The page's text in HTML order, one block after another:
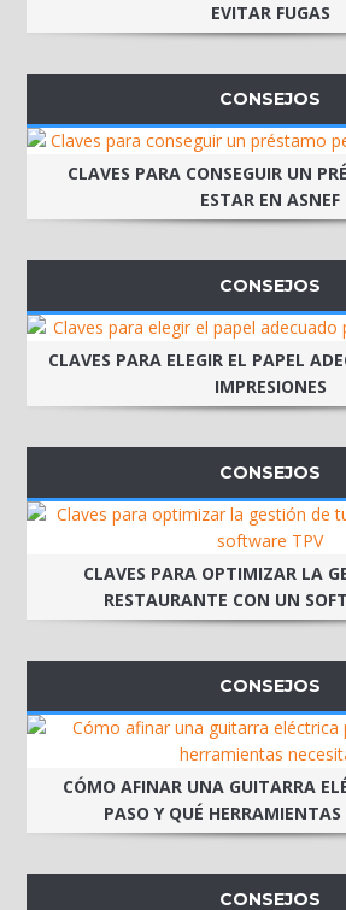
EVITAR FUGAS
CONSEJOS
CLAVES PARA CONSEGUIR UN
ESTAR EN ASNEF
CONSEJOS
CLAVES PARA ELEGIR EL PAPEL
IMPRESIONES
CONSEJOS
CLAVES PARA OPTIMIZAR LA
RESTAURANTE CON UN
CONSEJOS
CÓMO AFINAR UNA GUITARRA
PASO Y QUÉ HERRAMIENTAS
CONSEJOS